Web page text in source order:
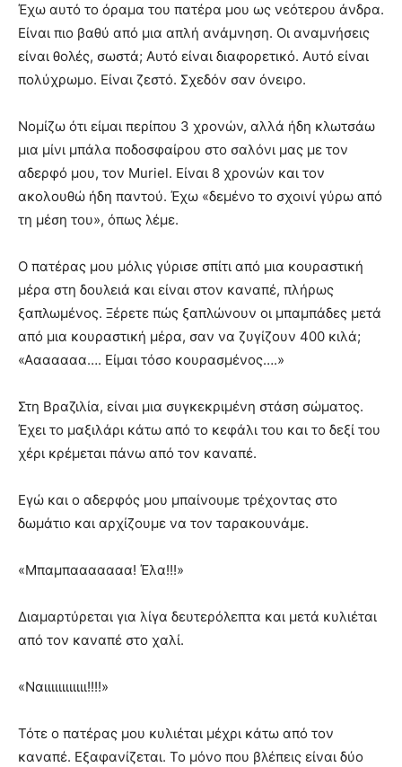
Έχω αυτό το όραμα του πατέρα μου ως νεότερου άνδρα.
Είναι πιο βαθύ από μια απλή ανάμνηση. Οι αναμνήσεις
είναι θολές, σωστά; Αυτό είναι διαφορετικό. Αυτό είναι
πολύχρωμο. Είναι ζεστό. Σχεδόν σαν όνειρο.
Νομίζω ότι είμαι περίπου 3 χρονών, αλλά ήδη κλωτσάω
μια μίνι μπάλα ποδοσφαίρου στο σαλόνι μας με τον
αδερφό μου, τον Muriel. Είναι 8 χρονών και τον
ακολουθώ ήδη παντού. Έχω «δεμένο το σχοινί γύρω από
τη μέση του», όπως λέμε.
Ο πατέρας μου μόλις γύρισε σπίτι από μια κουραστική
μέρα στη δουλειά και είναι στον καναπέ, πλήρως
ξαπλωμένος. Ξέρετε πώς ξαπλώνουν οι μπαμπάδες μετά
από μια κουραστική μέρα, σαν να ζυγίζουν 400 κιλά;
«Ααααααα…. Είμαι τόσο κουρασμένος….»
Στη Βραζιλία, είναι μια συγκεκριμένη στάση σώματος.
Έχει το μαξιλάρι κάτω από το κεφάλι του και το δεξί του
χέρι κρέμεται πάνω από τον καναπέ.
Εγώ και ο αδερφός μου μπαίνουμε τρέχοντας στο
δωμάτιο και αρχίζουμε να τον ταρακουνάμε.
«Μπαμπααααααα! Έλα!!!»
Διαμαρτύρεται για λίγα δευτερόλεπτα και μετά κυλιέται
από τον καναπέ στο χαλί.
«Ναιιιιιιιιιιιι!!!!»
Τότε ο πατέρας μου κυλιέται μέχρι κάτω από τον
καναπέ. Εξαφανίζεται. Το μόνο που βλέπεις είναι δύο